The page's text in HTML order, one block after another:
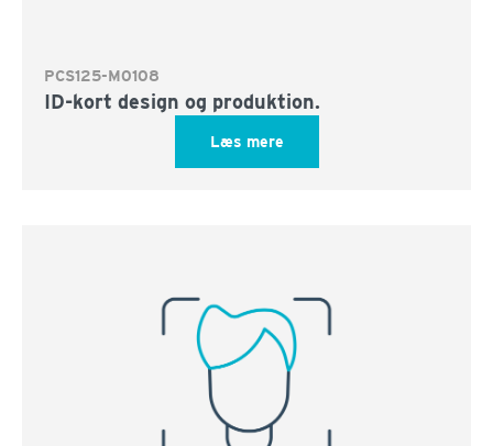
PCS125-M0108
ID-kort design og produktion.
Læs mere